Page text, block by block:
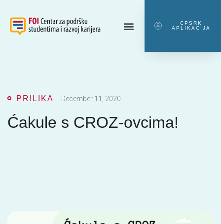
CPSRK
APLIKACIJA
PRILIKA December 11, 2020
Ćakule s CROZ-ovcima!